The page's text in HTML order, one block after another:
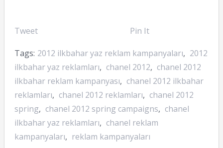
Tweet Pin It
Tags: 2012 ilkbahar yaz reklam kampanyaları, 2012
ilkbahar yaz reklamları, chanel 2012, chanel 2012
ilkbahar reklam kampanyası, chanel 2012 ilkbahar
reklamları, chanel 2012 reklamları, chanel 2012
spring, chanel 2012 spring campaigns, chanel
ilkbahar yaz reklamları, chanel reklam
kampanyaları, reklam kampanyaları